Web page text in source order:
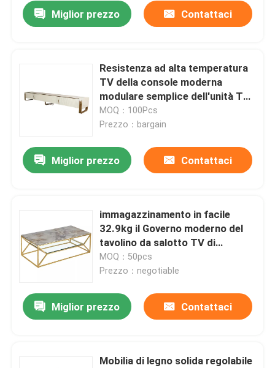
Miglior prezzo Contattaci
Resistenza ad alta temperatura
TV della console moderna
modulare semplice dell'unità TV
di legno di pino
MOQ：100Pcs
Prezzo：bargain
Miglior prezzo Contattaci
immagazzinamento in facile
32.9kg il Governo moderno del
tavolino da salotto TV di
120*60*40cm
MOQ：50pcs
Prezzo：negotiable
Miglior prezzo Contattaci
Mobilia di legno solida regolabile